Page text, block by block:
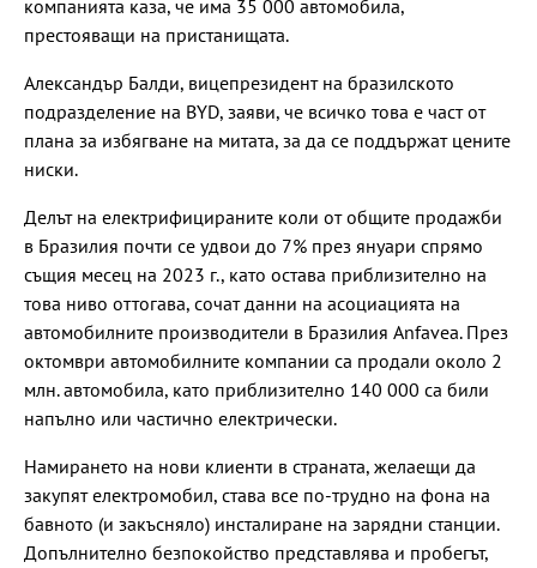
компанията каза, че има 35 000 автомобила,
престояващи на пристанищата.
Александър Балди, вицепрезидент на бразилското
подразделение на BYD, заяви, че всичко това е част от
плана за избягване на митата, за да се поддържат цените
ниски.
Делът на електрифицираните коли от общите продажби
в Бразилия почти се удвои до 7% през януари спрямо
същия месец на 2023 г., като остава приблизително на
това ниво оттогава, сочат данни на асоциацията на
автомобилните производители в Бразилия Anfavea. През
октомври автомобилните компании са продали около 2
млн. автомобила, като приблизително 140 000 са били
напълно или частично електрически.
Намирането на нови клиенти в страната, желаещи да
закупят електромобил, става все по-трудно на фона на
бавното (и закъсняло) инсталиране на зарядни станции.
Допълнително безпокойство представлява и пробегът,